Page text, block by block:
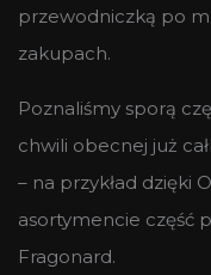
przewodniczką po
zakupach.
Poznaliśmy sporą
chwili obecnej już
– na przykład dzięki
asortymencie część
Fragonard.